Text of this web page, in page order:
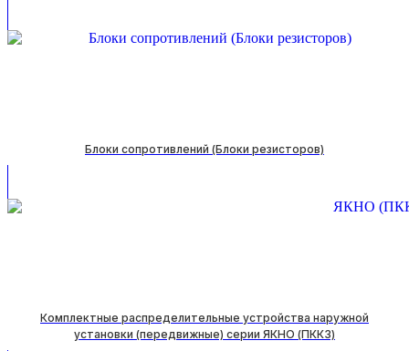
Блоки сопротивлений (Блоки резисторов)
Комплектные распределительные устройства наружной
установки (передвижные) серии ЯКНО (ПККЗ)